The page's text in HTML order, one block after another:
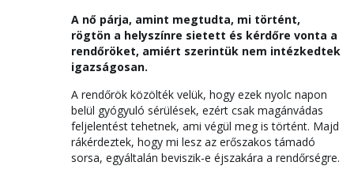
A nő párja, amint megtudta, mi történt,
rögtön a helyszínre sietett és kérdőre vonta a
rendőröket, amiért szerintük nem intézkedtek
igazságosan.
A rendőrök közölték velük, hogy ezek nyolc napon
belül gyógyuló sérülések, ezért csak magánvádas
feljelentést tehetnek, ami végül meg is történt. Majd
rákérdeztek, hogy mi lesz az erőszakos támadó
sorsa, egyáltalán beviszik-e éjszakára a rendőrségre.